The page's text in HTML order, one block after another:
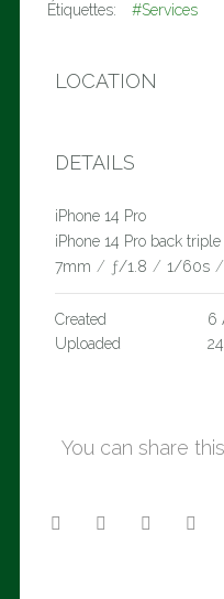
Étiquettes: #Services
LOCATION
DETAILS
iPhone 14 Pro
iPhone 14 Pro back
7mm / ƒ/1.8 / 1/60s /
Created
6
Uploaded
You can share